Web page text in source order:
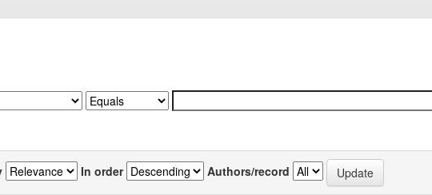
In order Authors/record